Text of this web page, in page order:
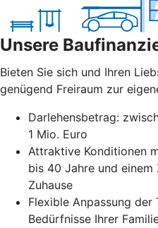
Unsere
Bieten Sie sich und Ihren
genügend Freiraum zur
Darlehensbetrag:
1 Mio. Euro
Attraktive Konditionen
bis 40 Jahre und
Zuhause
Flexible Anpassung
Bedürfnisse Ihrer